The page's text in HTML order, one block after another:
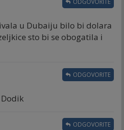
u Dubaiju bilo bi dolara
sto bi se obogatila i
ODGOVORITE
ODGOVORITE